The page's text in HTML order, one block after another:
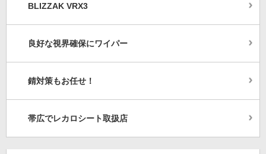
BLIZZAK VRX3
良好な視界確保にワイパー
錆対策もお任せ！
帯広でレカロシート取扱店